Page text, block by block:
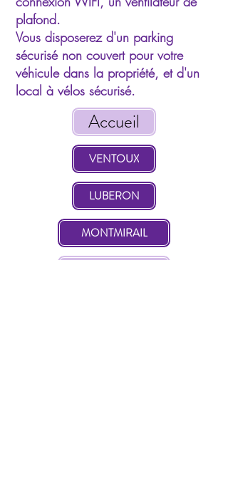
plafond.
Vous disposerez d'un parking
sécurisé non couvert pour votre
véhicule dans la propriété, et d'un
local à vélos sécurisé.
Accueil
VENTOUX
LUBERON
MONTMIRAIL